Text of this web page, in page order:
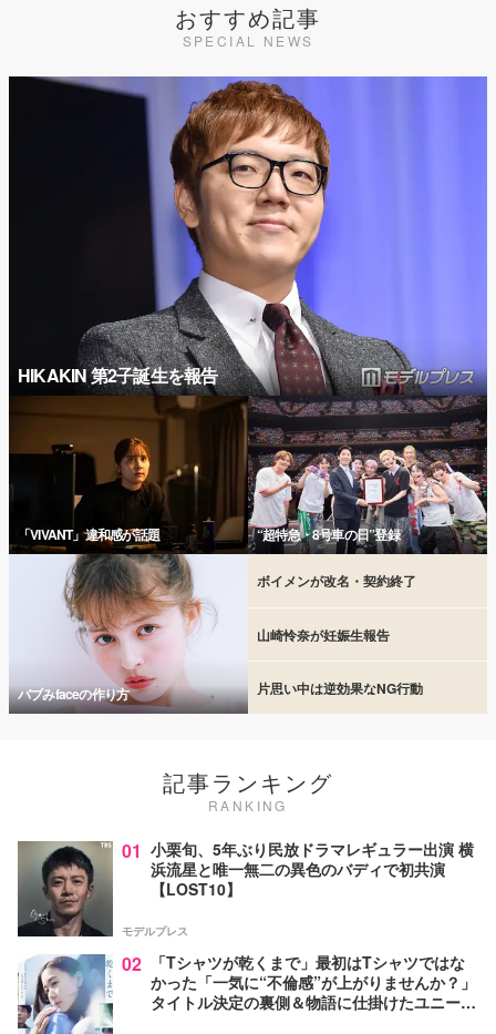
おすすめ記事
SPECIAL NEWS
HIKAKIN 第2子誕生を報告
「VIVANT」違和感が話題 “超特急・8号車の日”登録
バブみfaceの作り方
ボイメンが改名・契約終了
山崎怜奈が妊娠生報告
片思い中は逆効果なNG行動
記事ランキング
RANKING
01 小栗旬、5年ぶり民放ドラマレギュラー出演 横
浜流星と唯一無二の異色のバディで初共演
【LOST10】
モデルプレス
02
「Tシャツが乾くまで」最初はTシャツではな
かった「一気に“不倫感”が上がりませんか？」
タイトル決定の裏側＆物語に仕掛けたユニーク